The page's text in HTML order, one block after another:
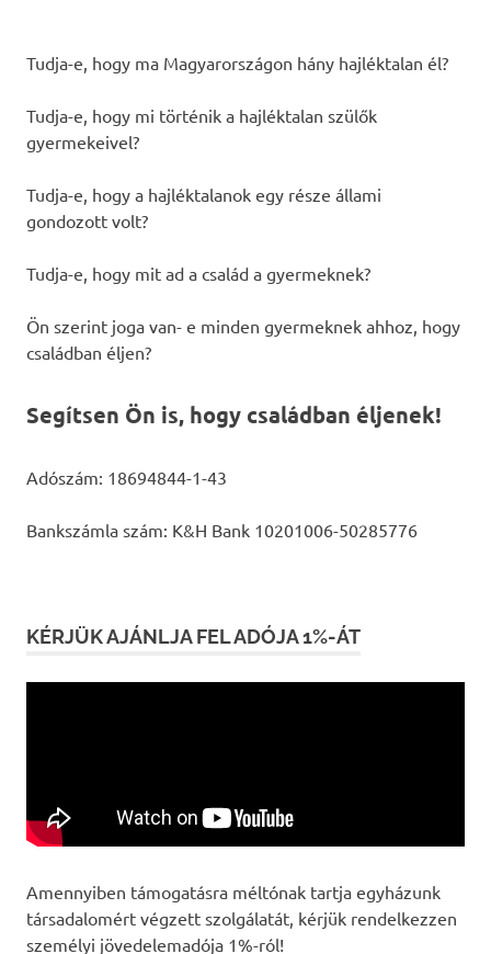
Tudja-e, hogy ma Magyarországon hány hajléktalan él?
Tudja-e, hogy mi történik a hajléktalan szülők
gyermekeivel?
Tudja-e, hogy a hajléktalanok egy része állami
gondozott volt?
Tudja-e, hogy mit ad a család a gyermeknek?
Ön szerint joga van- e minden gyermeknek ahhoz, hogy
családban éljen?
Segítsen Ön is, hogy családban éljenek!
Adószám: 18694844-1-43
Bankszámla szám: K&H Bank 10201006-50285776
KÉRJÜK AJÁNLJA FEL ADÓJA 1%-ÁT
Amennyiben támogatásra méltónak tartja egyházunk
társadalomért végzett szolgálatát, kérjük rendelkezzen
személyi jövedelemadója 1%-ról!